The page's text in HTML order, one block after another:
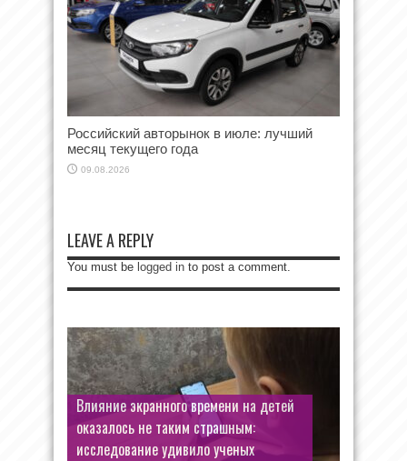
Российский авторынок в июле: лучший
месяц текущего года
09.08.2026
LEAVE A REPLY
You must be logged in to post a comment.
Влияние экранного времени на детей
оказалось не таким страшным:
исследование удивило ученых